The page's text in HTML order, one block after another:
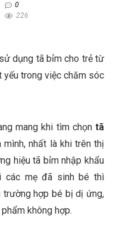
0
226
dụng tã bỉm cho trẻ từ
yếu trong việc chăm sóc
mang khi tìm chọn tã
nhất là khi trên thị
hiệu tã bỉm nhập khẩu
các mẹ đã sinh bé thì
hợp bé bị dị ứng,
không hợp.